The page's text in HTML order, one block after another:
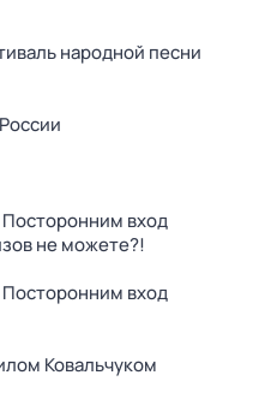
народной песни
вход
не можете?!
вход
Ковальчуком